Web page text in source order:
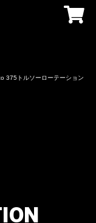
375トルソーローテーション